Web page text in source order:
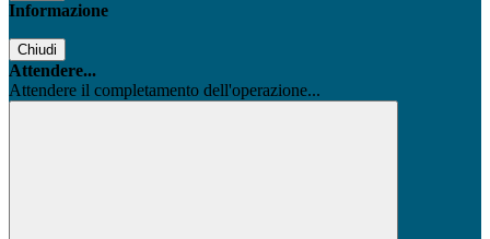
Informazione
Chiudi
Attendere...
Attendere il completamento dell'operazione...